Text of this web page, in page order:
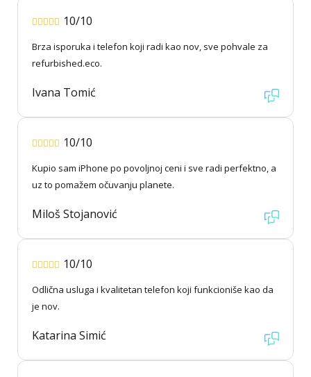
10/10
Brza isporuka i telefon koji radi kao nov, sve pohvale za
refurbished.eco.
Ivana Tomić
10/10
Kupio sam iPhone po povoljnoj ceni i sve radi perfektno, a
uz to pomažem očuvanju planete.
Miloš Stojanović
10/10
Odlična usluga i kvalitetan telefon koji funkcioniše kao da
je nov.
Katarina Simić